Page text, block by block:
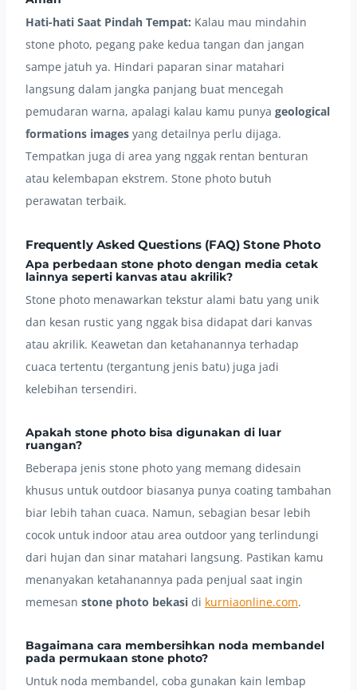
Hati-hati Saat Pindah Tempat: Kalau mau mindahin
stone photo, pegang pake kedua tangan dan jangan
sampe jatuh ya. Hindari paparan sinar matahari
langsung dalam jangka panjang buat mencegah
pemudaran warna, apalagi kalau kamu punya geological
formations images yang detailnya perlu dijaga.
Tempatkan juga di area yang nggak rentan benturan
atau kelembapan ekstrem. Stone photo butuh
perawatan terbaik.
Frequently Asked Questions (FAQ) Stone Photo
Apa perbedaan stone photo dengan media cetak
lainnya seperti kanvas atau akrilik?
Stone photo menawarkan tekstur alami batu yang unik
dan kesan rustic yang nggak bisa didapat dari kanvas
atau akrilik. Keawetan dan ketahanannya terhadap
cuaca tertentu (tergantung jenis batu) juga jadi
kelebihan tersendiri.
Apakah stone photo bisa digunakan di luar
ruangan?
Beberapa jenis stone photo yang memang didesain
khusus untuk outdoor biasanya punya coating tambahan
biar lebih tahan cuaca. Namun, sebagian besar lebih
cocok untuk indoor atau area outdoor yang terlindungi
dari hujan dan sinar matahari langsung. Pastikan kamu
menanyakan ketahanannya pada penjual saat ingin
memesan stone photo bekasi di kurniaonline.com.
Bagaimana cara membersihkan noda membandel
pada permukaan stone photo?
Untuk noda membandel, coba gunakan kain lembap